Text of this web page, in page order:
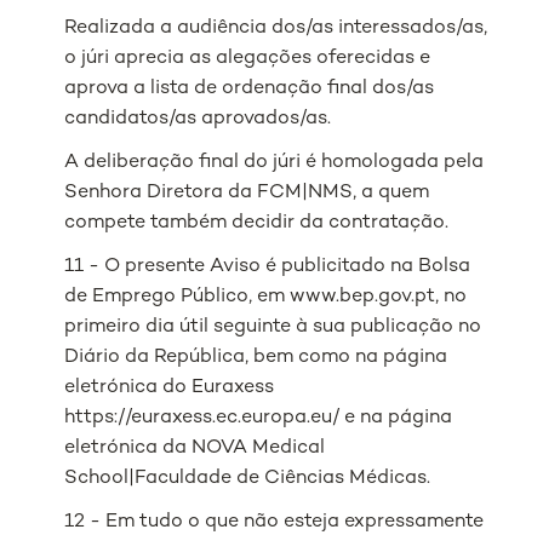
Realizada a audiência dos/as interessados/as,
o júri aprecia as alegações oferecidas e
aprova a lista de ordenação final dos/as
candidatos/as aprovados/as.
A deliberação final do júri é homologada pela
Senhora Diretora da FCM|NMS, a quem
compete também decidir da contratação.
11 - O presente Aviso é publicitado na Bolsa
de Emprego Público, em www.bep.gov.pt, no
primeiro dia útil seguinte à sua publicação no
Diário da República, bem como na página
eletrónica do Euraxess
https://euraxess.ec.europa.eu/ e na página
eletrónica da NOVA Medical
School|Faculdade de Ciências Médicas.
12 - Em tudo o que não esteja expressamente